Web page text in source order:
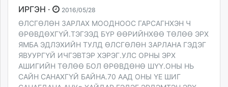
ИРГЭН · 2016/05/28
ӨЛСГӨЛӨН ЗАРЛАХ МООДНООС ГАРСАГНХЭН Ч
ӨРӨВДӨХГҮЙ.ТЭГЭЭД БҮР ӨӨРИЙНХӨӨ ТӨЛӨӨ ЭРХ
ЯМБА ЭДЛЭХИЙН ТУЛД ӨЛСГӨЛӨН ЗАРЛАНА ГЭДЭГ
ЯВУУРГҮЙ ИЧГЭВТЭР ХЭРЭГ.УЛС ОРНЫ ЭРХ
АШИГИЙН ТӨЛӨӨ БОЛ ӨРӨВДӨНӨ ШҮҮ.ОНЫ НЬ
САЙН САНАХГҮЙ БАЙНА.70 ААД ОНЫ ҮЕ ШИГ